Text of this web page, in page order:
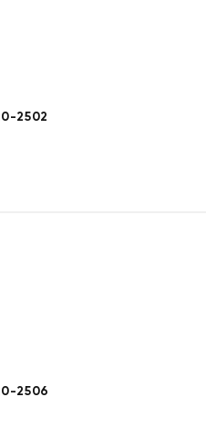
2502
2506